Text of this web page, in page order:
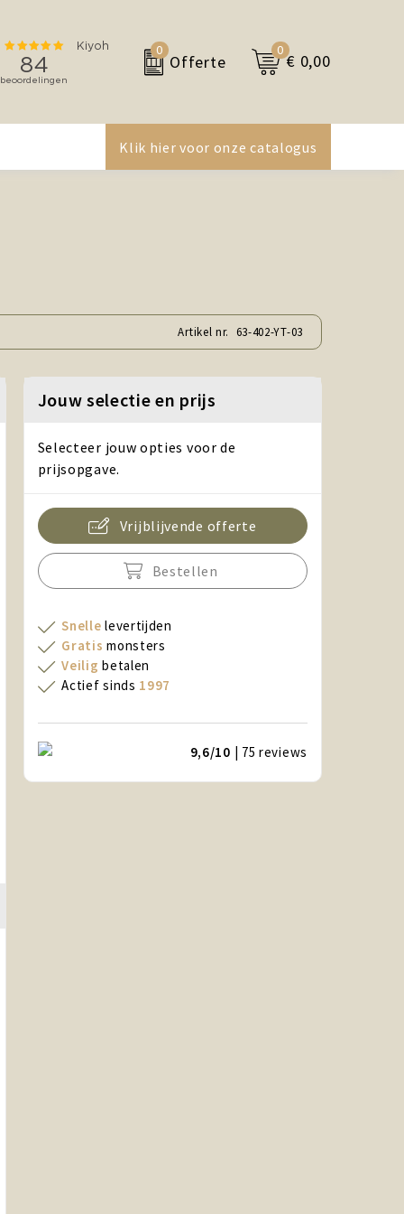
0
Offerte
0
€ 0,00
Klik hier voor onze catalogus
Artikel nr. 63-402-YT-03
Jouw selectie en prijs
Selecteer jouw opties voor de
prijsopgave.
Vrijblijvende offerte
Bestellen
Snelle levertijden
Gratis monsters
Veilig betalen
Actief sinds 1997
9,6/10 | 75reviews